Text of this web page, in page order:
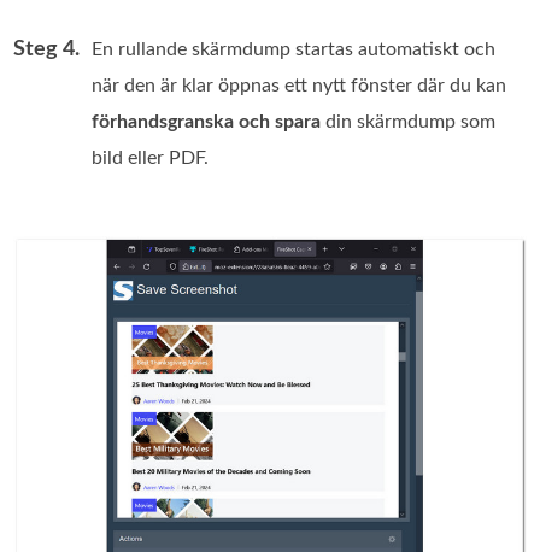
Steg 4.
En rullande skärmdump startas automatiskt och
när den är klar öppnas ett nytt fönster där du kan
förhandsgranska och spara din skärmdump som
bild eller PDF.